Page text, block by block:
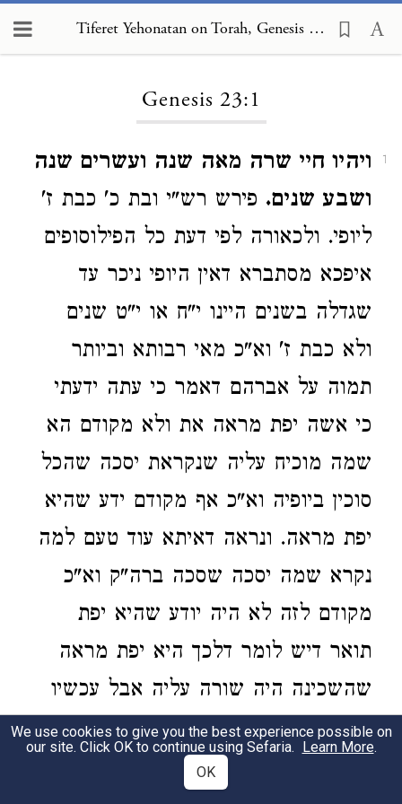
Tiferet Yehonatan on Torah, Genesis 23:1
Genesis 23:1
1
ויהיו חיי שרה מאה שנה ועשרים שנה
ושבע שנים. פירש רש"י ובת כ' כבת ז'
ליופי. ולכאורה לפי דעת כל הפילוסופים
איפכא מסתברא דאין היופי ניכר עד
שגדלה בשנים היינו י"ח או י"ט שנים
ולא כבת ז' וא"כ מאי רבותא וביותר
תמוה על אברהם דאמר כי עתה ידעתי
כי אשה יפת מראה את ולא מקודם הא
שמה מוכיח עליה שנקראת יסכה שהכל
סוכין ביופיה וא"כ אף מקודם ידע שהיא
יפת מראה. ונראה דאיתא עוד טעם למה
נקרא שמה יסכה שסכה ברה"ק וא"כ
מקודם לזה לא היה יודע שהיא יפת
תואר דיש לומר דלכך היא יפת מראה
שהשכינה היה שורה עליה אבל עכשיו
שהוא בח"ל בארץ טמאה שאין השכינה
שורה שם ואפ"ה היא יפת מראה א"כ
We use cookies to give you the best experience possible on
our site. Click OK to continue using Sefaria. Learn More.
OK